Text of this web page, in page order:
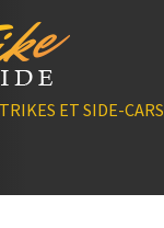
ET SIDE-CARS